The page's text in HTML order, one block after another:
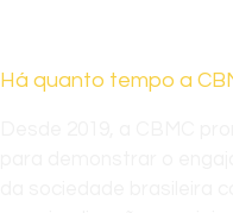
Há quanto tempo a